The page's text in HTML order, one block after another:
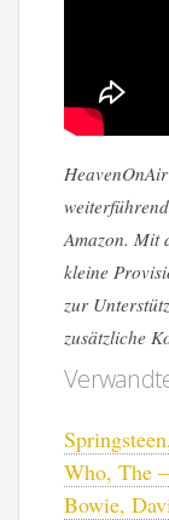
Amazon. Mit
kleine
zur
zusätzliche
Who, The
Bowie,